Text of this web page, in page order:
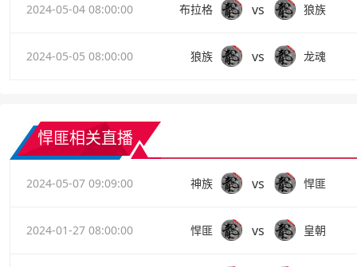
2024-05-04 08:00:00 布拉格 vs 狼族
2024-05-05 08:00:00 狼族 vs 龙魂
悍匪相关直播
2024-05-07 09:09:00 神族 vs 悍匪
2024-01-27 08:00:00 悍匪 vs 皇朝